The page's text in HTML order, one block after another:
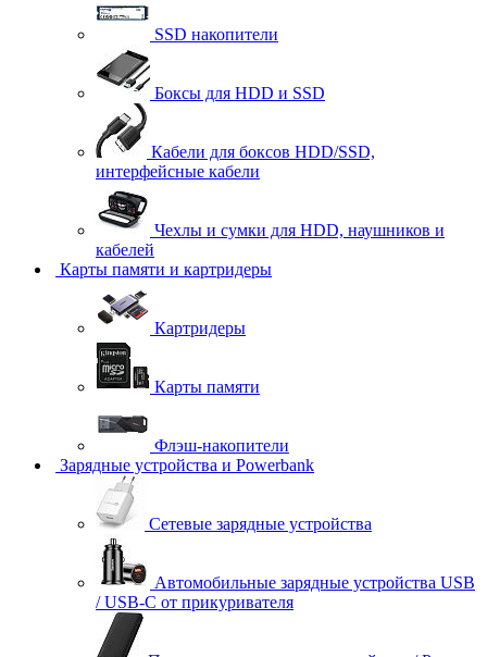
SSD накопители
Боксы для HDD и SSD
Кабели для боксов HDD/SSD,
интерфейсные кабели
Чехлы и сумки для HDD, наушников и
кабелей
Карты памяти и картридеры
Картридеры
Карты памяти
Флэш-накопители
Зарядные устройства и Powerbank
Сетевые зарядные устройства
Автомобильные зарядные устройства USB
/ USB-C от прикуривателя